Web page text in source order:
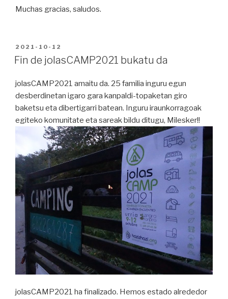
Muchas gracias, saludos.
PUBLICADO
EN
2021-10-12
Fin de jolasCAMP2021 bukatu da
jolasCAMP2021 amaitu da. 25 familia inguru egun
desberdinetan igaro gara kanpaldi-topaketan giro
baketsu eta dibertigarri batean. Inguru iraunkorragoak
egiteko komunitate eta sareak bildu ditugu, Milesker!!
jolasCAMP2021 ha finalizado. Hemos estado alrededor